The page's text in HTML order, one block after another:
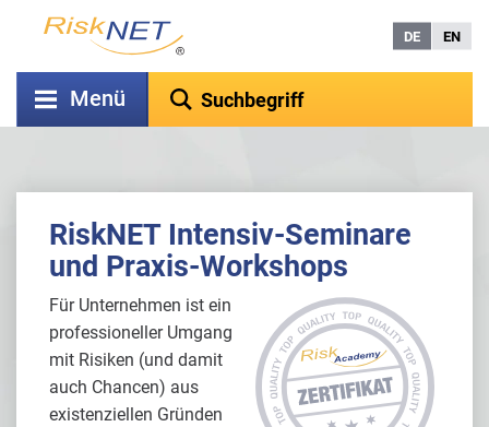
DE EN
Menü
RiskNET Intensiv-Seminare
und Praxis-Workshops
Für Unternehmen ist ein
professioneller Umgang
mit Risiken (und damit
auch Chancen) aus
existenziellen Gründen